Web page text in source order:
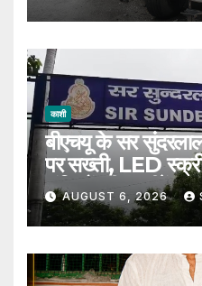
काशी
बीएचयू के सर
पर सख्ती, LED
संदिग्धों की तस्वीरें
AUGUST 6, 2026